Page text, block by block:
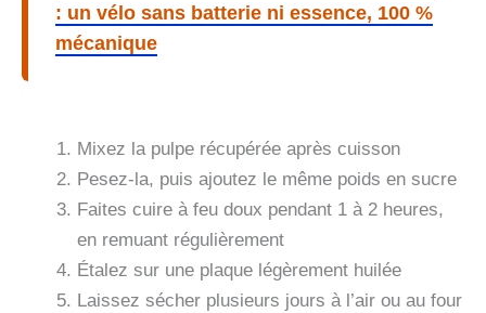
: un vélo sans batterie ni essence, 100 %
mécanique
Mixez la pulpe récupérée après cuisson
Pesez-la, puis ajoutez le même poids en sucre
Faites cuire à feu doux pendant 1 à 2 heures,
en remuant régulièrement
Étalez sur une plaque légèrement huilée
Laissez sécher plusieurs jours à l’air ou au four